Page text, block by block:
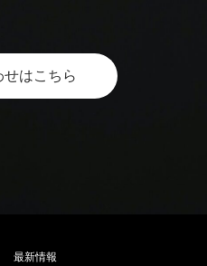
せはこちら
最新情報